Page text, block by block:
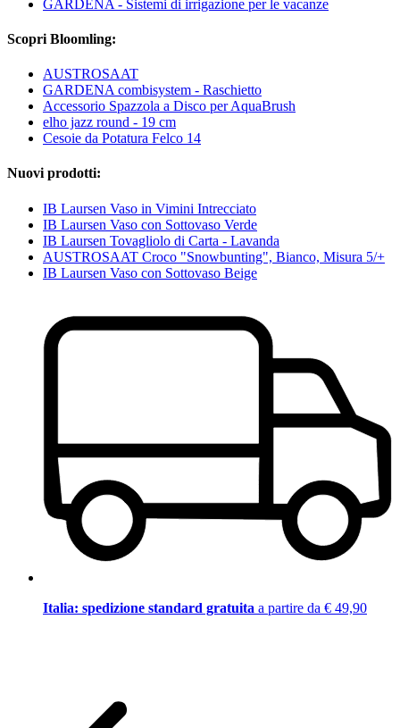
GARDENA - Sistemi di irrigazione per le vacanze
Scopri Bloomling:
AUSTROSAAT
GARDENA combisystem - Raschietto
Accessorio Spazzola a Disco per AquaBrush
elho jazz round - 19 cm
Cesoie da Potatura Felco 14
Nuovi prodotti:
IB Laursen Vaso in Vimini Intrecciato
IB Laursen Vaso con Sottovaso Verde
IB Laursen Tovagliolo di Carta - Lavanda
AUSTROSAAT Croco "Snowbunting", Bianco, Misura 5/+
IB Laursen Vaso con Sottovaso Beige
Italia: spedizione standard gratuita a partire da € 49,90